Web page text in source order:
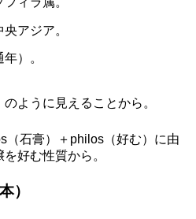
アジア。
）。
ように見えることから。
（石膏）＋philos（好む）に由
好む性質から。
）